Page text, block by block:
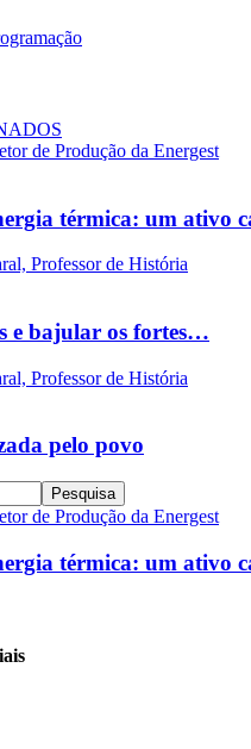
térmica: um ativo
e bajular os fortes…
pelo povo
térmica: um ativo